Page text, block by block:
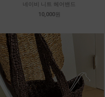
네이비 니트 헤어밴드
10,000원